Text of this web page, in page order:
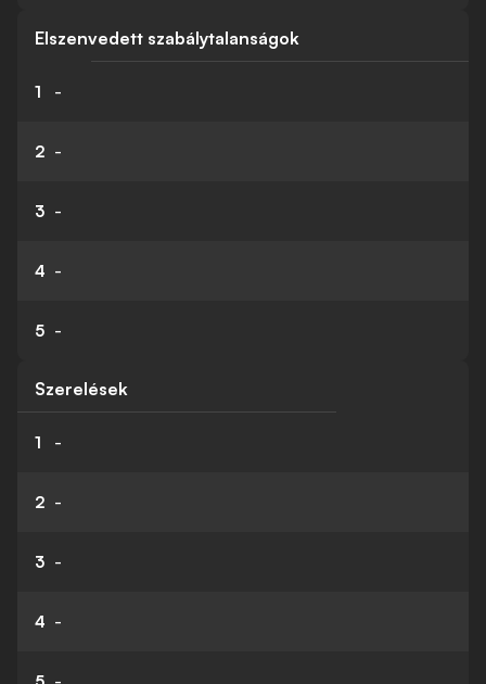
Elszenvedett szabálytalanságok
1 -
2 -
3 -
4 -
5 -
Szerelések
1 -
2 -
3 -
4 -